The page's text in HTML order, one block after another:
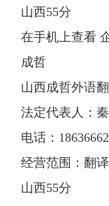
山西55分
在手机上查看
成哲
山西成哲外语
法定代表人：
电话：
经营范围：翻
山西55分